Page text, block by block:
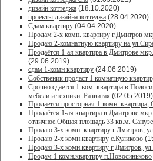
дизайн коттеджа (18.10.2020)
проекты дизайна коттеджа (28.04.2020)
Сдам квартиру (04.04.2020)
Продам 2-х комн. квартиру г.Дмитров
Продаю 2-комнатную квартиру на
Продаётся 1-ая квартира в Дмитрове
(29.06.2019)
сдам 1-комн квартиру (24.06.2019)
Собственик продаст 1 комнатную
Срочно сдается 1-ком. квартира в
мебели и техники. Развитая (02.05.2019)
Продается просторная 1-комн. квартира,
Продаётся 1-ая квартира в Дмитрове
отличное.Общая площадь 33 кв.м.
Продаю 3-х комн. квартиру г.Дмитров,
Продаю 2-х комн.квартиру с.Куликово
Продаю 3-х комн.квартиру г.Дмитров,
Продам 1 комн.квартиру п.Новосиньково